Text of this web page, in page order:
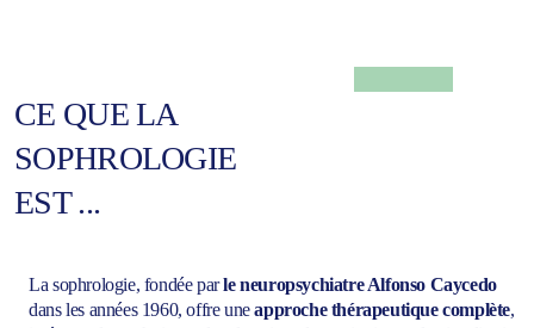
CE QUE LA
SOPHROLOGIE
EST ...
La sophrologie, fondée par le neuropsychiatre Alfonso Caycedo
dans les années 1960, offre une approche thérapeutique complète,